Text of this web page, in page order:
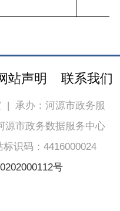
站声明 联系我们
| 承办：河源市政务服
源市政务数据服务中心
标识码：4416000024
号